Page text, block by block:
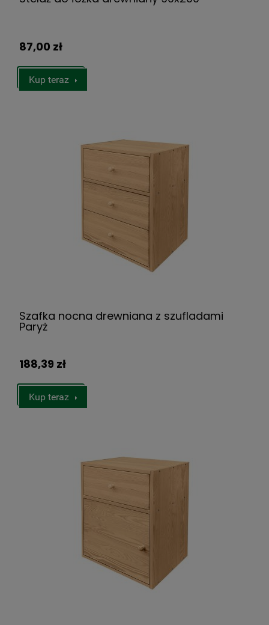
87,00 zł
Kup teraz
Szafka nocna drewniana z szufladami
Paryż
188,39 zł
Kup teraz